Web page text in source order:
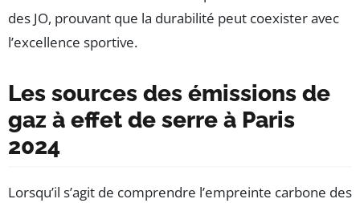
des JO, prouvant que la durabilité peut coexister avec
l’excellence sportive.
Les sources des émissions de
gaz à effet de serre à Paris
2024
Lorsqu’il s’agit de comprendre l’empreinte carbone des